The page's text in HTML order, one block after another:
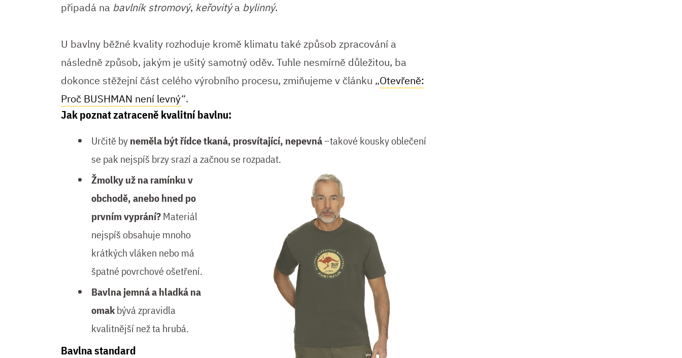
připadá na bavlník stromový, keřovitýa bylinný.
U bavlny běžné kvality rozhoduje kromě klimatu také způsob zpracování a
následně způsob, jakým je ušitý samotný oděv. Tuhle nesmírně důležitou, ba
dokonce stěžejní část celého výrobního procesu, zmiňujeme v článku „Otevřeně:
Proč BUSHMAN není levný“.
Jak poznat zatraceně kvalitní bavlnu:
Určitě byneměla být řídce tkaná, prosvítající, nepevná–takové kousky oblečení
se pak nejspíš brzy srazí a začnou se rozpadat.
Žmolky už na ramínku v
obchodě, anebo hned po
prvním vyprání?Materiál
nejspíš obsahuje mnoho
krátkých vláken nebo má
špatné povrchové ošetření.
Bavlna jemná a hladká na
omakbývá zpravidla
kvalitnější než ta hrubá.
Bavlna standard